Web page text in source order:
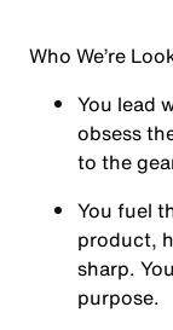
Who We’re
You lead
obsess
to the
You fuel
product,
sharp.
purpose.